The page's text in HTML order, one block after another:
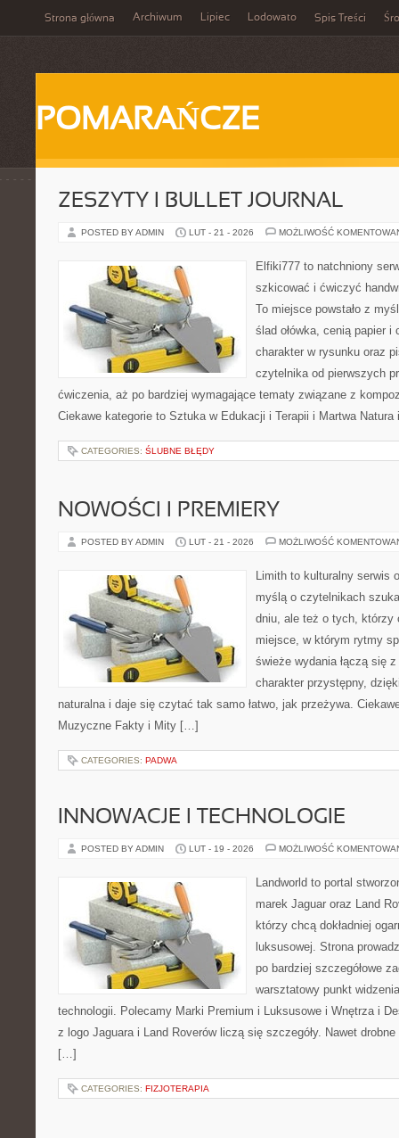
Strona główna Archiwum Lipiec Lodowato Spis Treści
POMARAŃCZE
ZESZYTY I BULLET JOURNAL
POSTED BY ADMIN LUT - 21 - 2026 MOŻLIWOŚĆ
Elfiki777 to natchniony
szkicować i ćwiczyć
To miejsce powstało z
ślad ołówka, cenią papier i
charakter w rysunku oraz
czytelnika od pierwszych
ćwiczenia, aż po bardziej wymagające tematy związane z
Ciekawe kategorie to Sztuka w Edukacji i Terapii i Martwa
CATEGORIES: ŚLUBNE BŁĘDY
NOWOŚCI I PREMIERY
POSTED BY ADMIN LUT - 21 - 2026 MOŻLIWOŚĆ
Limith to kulturalny serwis
myślą o czytelnikach
dniu, ale też o tych, którzy
miejsce, w którym rytmy
świeże wydania łączą się
charakter przystępny,
naturalna i daje się czytać tak samo łatwo, jak przeżywa.
Muzyczne Fakty i Mity […]
CATEGORIES: PADWA
INNOWACJE I TECHNOLOGIE
POSTED BY ADMIN LUT - 19 - 2026 MOŻLIWOŚĆ
Landworld to portal
marek Jaguar oraz Land
którzy chcą dokładniej
luksusowej. Strona
po bardziej szczegółowe
warsztatowy punkt
technologii. Polecamy Marki Premium i Luksusowe i Wnętrza i
z logo Jaguara i Land Roverów liczą się szczegóły. Nawet
[…]
CATEGORIES: FIZJOTERAPIA